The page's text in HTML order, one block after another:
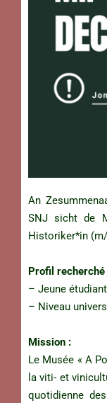
An
SNJ sicht de
Historiker*in
Profil recherché
– Jeune
– Niveau
Mission :
Le Musée « A
la viti- et
quotidienne